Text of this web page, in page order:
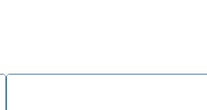
Pipe